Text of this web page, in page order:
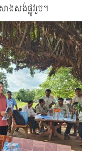
ងសង់ផ្លូវរួច។